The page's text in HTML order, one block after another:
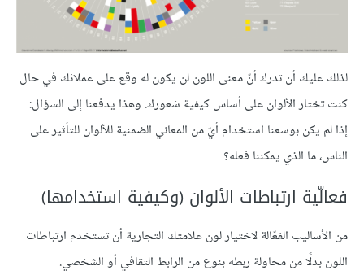
لذلك عليك أن تدرك أنّ معنى اللون لن يكون له وقع على عملائك في حال
كنت تختار الألوان على أساس كيفية شعورك. وهذا يدفعنا إلى السؤال:
إذا لم يكن بوسعنا استخدام أيّ من المعاني الضمنية للألوان للتأثير على
الناس، ما الذي يمكننا فعله؟
فعالّية ارتباطات الألوان (وكيفية استخدامها)
من الأساليب الفعّالة لاختيار لون علامتك التجارية أن تستخدم ارتباطات
اللون بدلًا من محاولة ربطه بنوع من الرابط الثقافي أو الشخصي.